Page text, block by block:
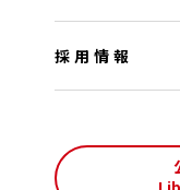
採用情報